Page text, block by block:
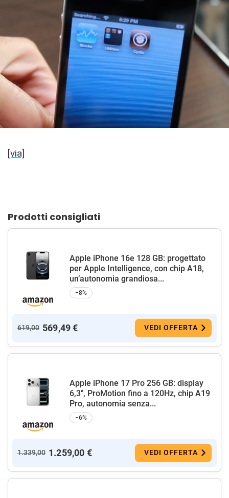
[via]
Prodotti consigliati
Apple iPhone 16e 128 GB: progettato
per Apple Intelligence, con chip A18,
un’autonomia grandiosa...
−8%
619,00 569,49 € VEDI OFFERTA
Apple iPhone 17 Pro 256 GB: display
6,3", ProMotion fino a 120Hz, chip A19
Pro, autonomia senza...
−6%
1.339,00 1.259,00 € VEDI OFFERTA